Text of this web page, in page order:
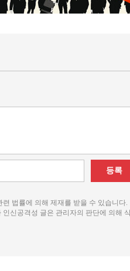
등록
법률에 의해 제재를 받을 수 있습니다.
신공격성 글은 관리자의 판단에 의해